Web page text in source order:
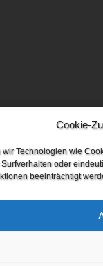
Cookie-
Technologien wie
oder
beeinträchtigt